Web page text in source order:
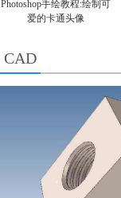
Photoshop手绘教程:绘制可
爱的卡通头像
CAD